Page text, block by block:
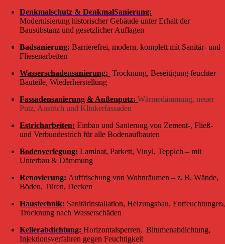
Denkmalschutz & DenkmalSanierung:
Modernisierung historischer Gebäude unter Erhalt der
Bausubstanz und gesetzlicher Auflagen
Badsanierung:Barrierefrei, modern, komplett mit Sanitär- und
Fliesenarbeiten
Wasserschadensanierung: Trocknung, Beseitigung feuchter
Bauteile, Wiederherstellung
Fassadensanierung & Außenputz:Wärmedämmung, neuer
Putz, Anstrich und Klinkerfassaden
Estricharbeiten: Einbau und Sanierung von Zement-, Fließ-
und Verbundestrich für alle Bodenaufbauten
Bodenverlegung: Laminat, Parkett, Vinyl, Teppich – mit
Unterbau & Dämmung
Renovierung: Auffrischung von Wohnräumen – z. B. Wände,
Böden, Türen, Decken
Haustechnik: Sanitärinstallation, Heizungsbau, Entfeuchtungen,
Trocknung nach Wasserschäden
Kellerabdichtung: Horizontalsperren, Bitumenabdichtung,
Injektionsverfahren gegen Feuchtigkeit